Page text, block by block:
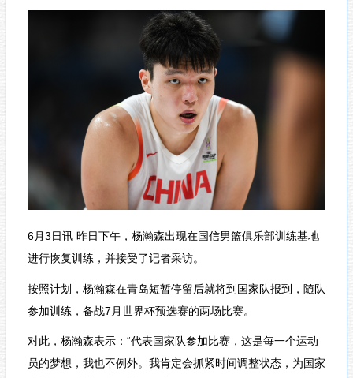
6月3日讯 昨日下午，杨瀚森出现在国信男篮俱乐部训练基地
进行恢复训练，并接受了记者采访。
按照计划，杨瀚森在青岛短暂停留后就将到国家队报到，随队
参加训练，备战7月世界杯预选赛的两场比赛。
对此，杨瀚森表示：“代表国家队参加比赛，这是每一个运动
员的梦想，我也不例外。我肯定会抓紧时间调整状态，为国家